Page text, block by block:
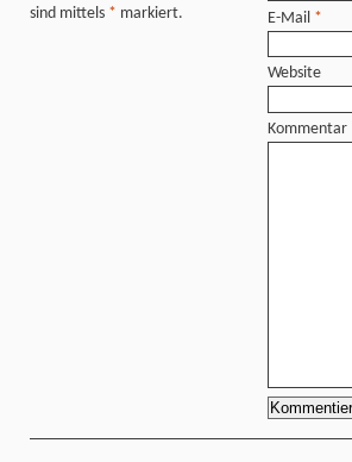
sind mittels * markiert. E-Mail *
Website
Kommentar